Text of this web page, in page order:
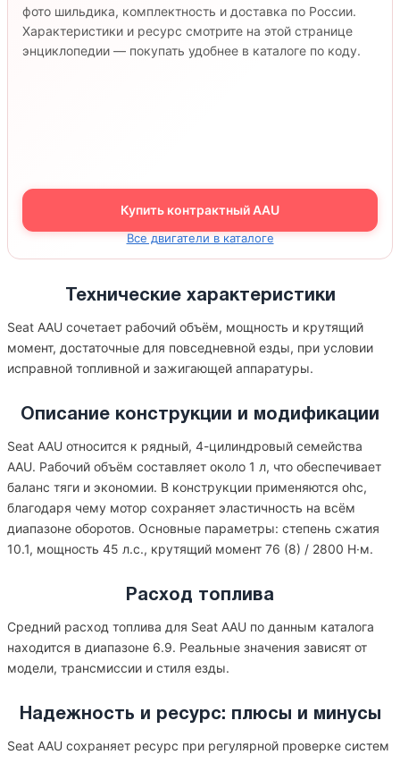
фото шильдика, комплектность и доставка по России.
Характеристики и ресурс смотрите на этой странице
энциклопедии — покупать удобнее в каталоге по коду.
Купить контрактный AAU
Все двигатели в каталоге
Технические характеристики
Seat AAU сочетает рабочий объём, мощность и крутящий
момент, достаточные для повседневной езды, при условии
исправной топливной и зажигающей аппаратуры.
Описание конструкции и модификации
Seat AAU относится к рядный, 4-цилиндровый семейства
AAU. Рабочий объём составляет около 1 л, что обеспечивает
баланс тяги и экономии. В конструкции применяются ohc,
благодаря чему мотор сохраняет эластичность на всём
диапазоне оборотов. Основные параметры: степень сжатия
10.1, мощность 45 л.с., крутящий момент 76 (8) / 2800 Н·м.
Расход топлива
Средний расход топлива для Seat AAU по данным каталога
находится в диапазоне 6.9. Реальные значения зависят от
модели, трансмиссии и стиля езды.
Надежность и ресурс: плюсы и минусы
Seat AAU сохраняет ресурс при регулярной проверке систем